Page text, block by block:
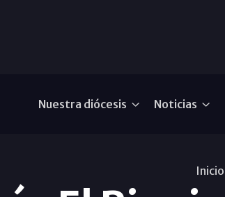
Nuestra diócesis Noticias